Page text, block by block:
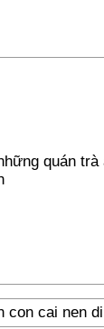
quán trà